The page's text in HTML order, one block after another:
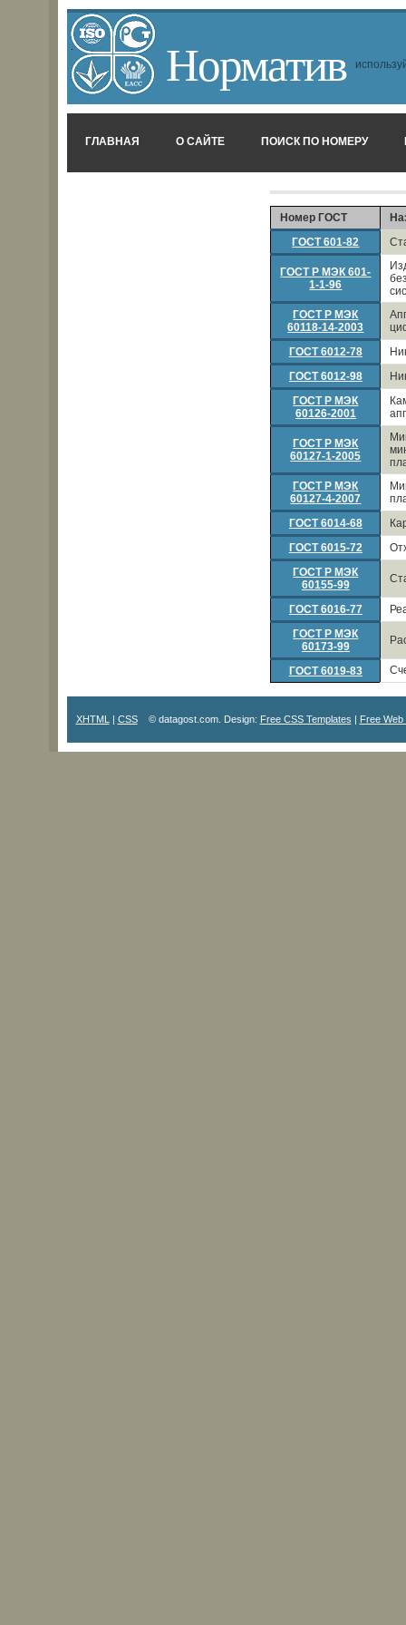
Норматив
ГЛАВНАЯ О САЙТЕ ПОИСК ПО НОМЕРУ
Номер ГОСТ
ГОСТ 601-82
ГОСТ Р МЭК 601-
1-1-96
ГОСТ Р МЭК
60118-14-2003
ГОСТ 6012-78
ГОСТ 6012-98
ГОСТ Р МЭК
60126-2001
ГОСТ Р МЭК
60127-1-2005
ГОСТ Р МЭК
60127-4-2007
ГОСТ 6014-68
ГОСТ 6015-72
ГОСТ Р МЭК
60155-99
ГОСТ 6016-77
ГОСТ Р МЭК
60173-99
ГОСТ 6019-83
XHTML | CSS© datagost.com. Design: Free CSS Templates | Free Web